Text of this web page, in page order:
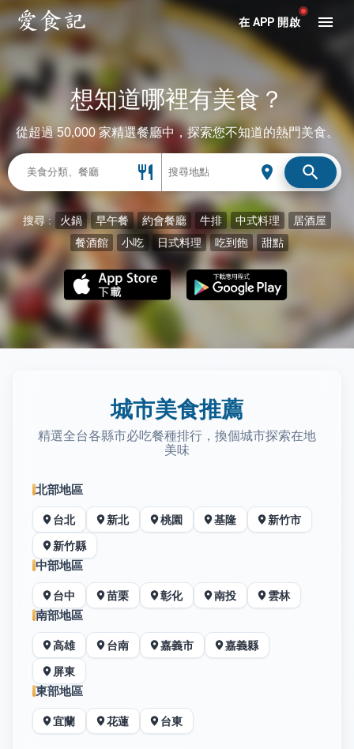
在 APP 開啟
想知道哪裡有美食？
從超過 50,000 家精選餐廳中，探索您不知道的熱門美食。
搜尋 : 火鍋 早午餐 約會餐廳 牛排 中式料理
居酒屋
餐酒館
小吃 日式料理 吃到飽 甜點
城市美食推薦
精選全台各縣市必吃餐種排行，換個城市探索在地
美味
北部地區
台北 新北 桃園 基隆 新竹市
新竹縣
中部地區
台中 苗栗 彰化 南投 雲林
南部地區
高雄 台南 嘉義市 嘉義縣
屏東
東部地區
宜蘭 花蓮 台東